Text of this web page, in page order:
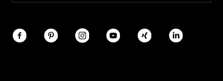
Webseiten
Nimbus
im